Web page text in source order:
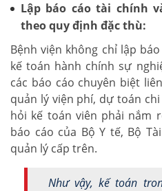
Lập báo cáo tài chính
theo quy định đặc thù:
Bệnh viện không chỉ lập
kế toán hành chính sự
các báo cáo chuyên biệt
quản lý viện phí, dự toán
hỏi kế toán viên phải nắm
báo cáo của Bộ Y tế, Bộ
quản lý cấp trên.
Như vậy, kế toán